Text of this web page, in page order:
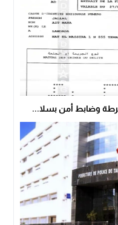
وضابط أمن بسلا...